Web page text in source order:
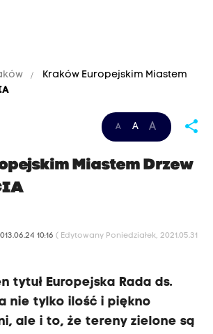
Kraków Europejskim Miastem
A A A share
Miastem Drzew
10:16 ( Edytowany Poniedziałek, 2021.05.31
tytuł Europejska Rada ds.
nie tylko ilość i piękno
ale i to, że tereny zielone są